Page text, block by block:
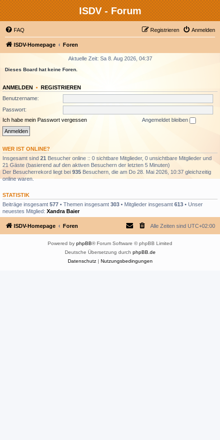
ISDV - Forum
FAQ Anmelden
Registrieren
ISDV-Homepage Foren
Aktuelle Zeit: Sa 8. Aug 2026, 04:37
Dieses Board hat keine Foren.
ANMELDEN • REGISTRIEREN
Benutzername:
Passwort:
Ich habe mein Passwort vergessen
Angemeldet bleiben
WER IST ONLINE?
Insgesamt sind 21 Besucher online :: 0 sichtbare Mitglieder, 0 unsichtbare Mitglieder und
21 Gäste (basierend auf den aktiven Besuchern der letzten 5 Minuten)
Der Besucherrekord liegt bei 935 Besuchern, die am Do 28. Mai 2026, 10:37 gleichzeitig
online waren.
STATISTIK
Beiträge insgesamt 577 • Themen insgesamt 303 • Mitglieder insgesamt 613 • Unser
neuestes Mitglied: Xandra Baier
ISDV-Homepage Foren Alle Zeiten sind UTC+02:00
Powered by phpBB® Forum Software © phpBB Limited
Deutsche Übersetzung durch phpBB.de
Datenschutz| Nutzungsbedingungen